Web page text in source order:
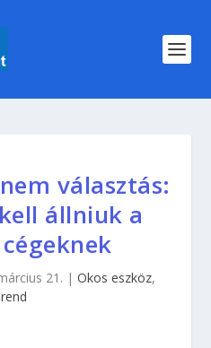
választás:
állniuk a
21. | Okos eszköz,